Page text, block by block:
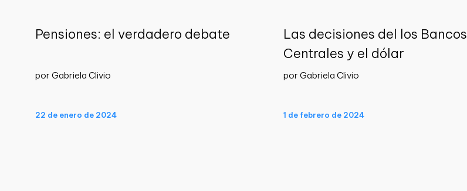
Pensiones: el verdadero debate
por Gabriela Clivio
22 de enero de 2024
Las decisiones del los Bancos
Centrales y el dólar
por Gabriela Clivio
1 de febrero de 2024